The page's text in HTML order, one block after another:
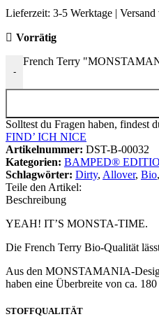
Lieferzeit: 3-5 Werktage |
Vorrätig
-
French Terry
Solltest du Fragen haben, findest
FIND’ ICH NICE
Artikelnummer: DST-B-00032
Kategorien: BAMPED®
Schlagwörter: Dirty, Allover, Bio,
Teile den Artikel:
Beschreibung
YEAH! IT’S MONSTA-TIME.
Die French Terry Bio-Qualität
Aus den MONSTAMANIA-
haben eine Überbreite von ca.
STOFFQUALITÄT